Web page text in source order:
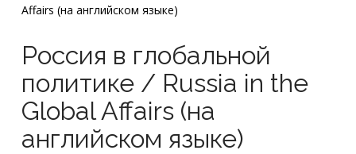
Россия в глобальной
политике / Russia in the
Global Affairs (на
английском языке)